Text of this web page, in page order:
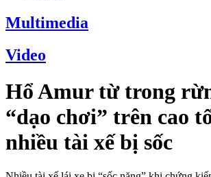
Multimedia
Video
Hổ Amur từ trong
“dạo chơi” trên cao
nhiều tài xế bị sốc